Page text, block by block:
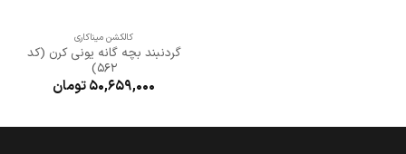
کالکشن میناکاری
گردنبند بچه گانه یونی کرن (کد
562)
50,659,000تومان